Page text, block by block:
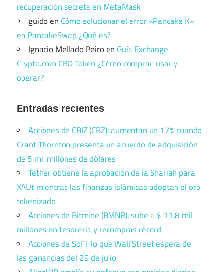
recuperación secreta en MetaMask
guidoen Cómo solucionar el error «Pancake K»
en PancakeSwap ¿Qué es?
Ignacio Mellado Peiroen Guía Exchange
Crypto.com CRO Token ¿Cómo comprar, usar y
operar?
Entradas recientes
Acciones de CBIZ (CBZ): aumentan un 17% cuando
Grant Thornton presenta un acuerdo de adquisición
de 5 mil millones de dólares
Tether obtiene la aprobación de la Shariah para
XAUt mientras las finanzas islámicas adoptan el oro
tokenizado
Acciones de Bitmine (BMNR): sube a $ 11,8 mil
millones en tesorería y recompras récord
Acciones de SoFi: lo que Wall Street espera de
las ganancias del 29 de julio